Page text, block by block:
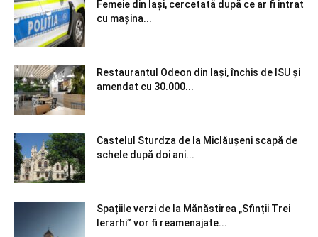
Femeie din Iași, cercetată după ce ar fi intrat
cu mașina...
Restaurantul Odeon din Iași, închis de ISU și
amendat cu 30.000...
Castelul Sturdza de la Miclăușeni scapă de
schele după doi ani...
Spațiile verzi de la Mănăstirea „Sfinții Trei
Ierarhi” vor fi reamenajate...